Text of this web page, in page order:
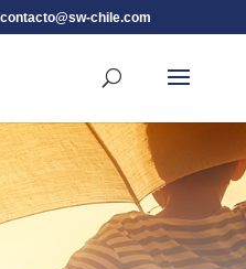
contacto@sw-chile.com